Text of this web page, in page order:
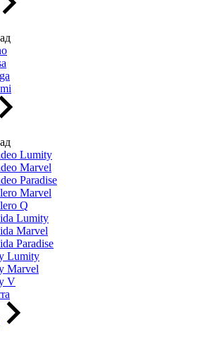
Lumity
Marvel
Paradise
Marvel
Q
Lumity
Marvel
Paradise
Lumity
Marvel
V